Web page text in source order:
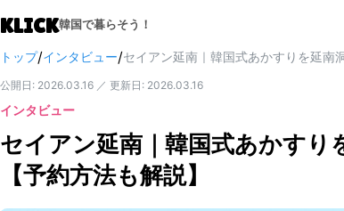
KLICK韓国で暮らそう！
トップ/インタビュー/
公開日 : 2026.03.16 ／ 更新日 : 2026.03.16
インタビュー
セイアン延南｜韓国式あかすり
【予約方法も解説】